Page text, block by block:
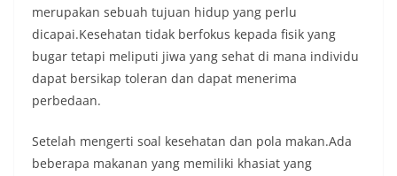
merupakan sebuah tujuan hidup yang perlu
dicapai.Kesehatan tidak berfokus kepada fisik yang
bugar tetapi meliputi jiwa yang sehat di mana individu
dapat bersikap toleran dan dapat menerima
perbedaan.
Setelah mengerti soal kesehatan dan pola makan.Ada
beberapa makanan yang memiliki khasiat yang